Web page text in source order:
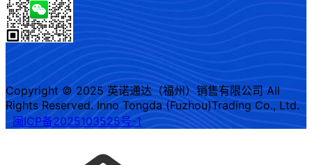
Copyright © 2025 英诺通达（福州）销售有限公司 All
Rights Reserved. Inno Tongda (Fuzhou)Trading Co., Ltd.
闽ICP备2025103525号-1